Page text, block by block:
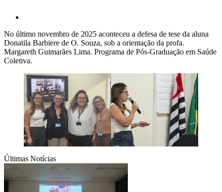
No último novembro de 2025 aconteceu a defesa de tese da aluna
Donatila Barbiere de O. Souza, sob a orientação da profa.
Margareth Guimarães Lima. Programa de Pós-Graduação em Saúde
Coletiva.
Últimas Notícias